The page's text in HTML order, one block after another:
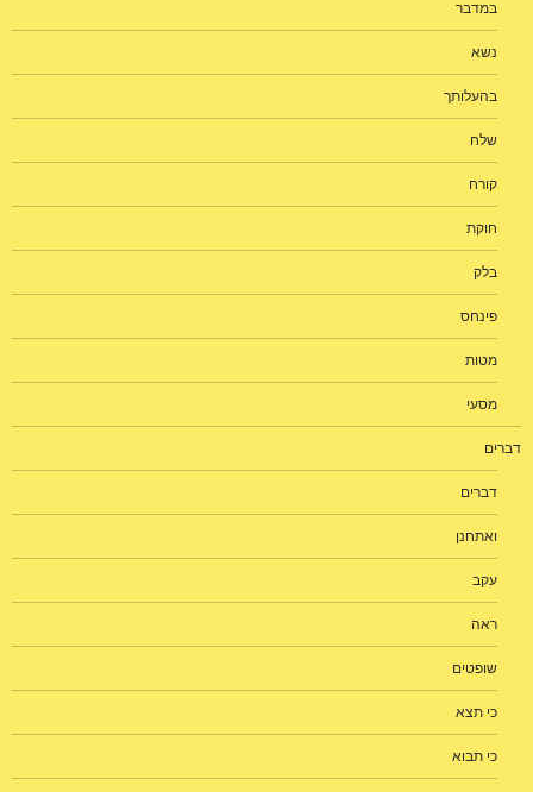
במדבר
נשא
בהעלותך
שלח
קורח
חוקת
בלק
פינחס
מטות
מסעי
דברים
דברים
ואתחנן
עקב
ראה
שופטים
כי תצא
כי תבוא